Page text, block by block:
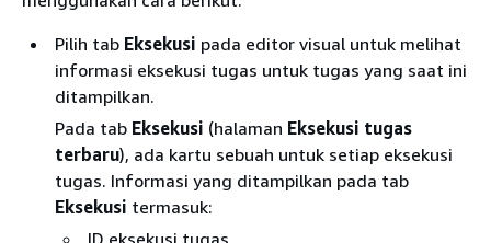
Pilih tab Eksekusi pada editor visual untuk melihat
informasi eksekusi tugas untuk tugas yang saat ini
ditampilkan.
Pada tab Eksekusi (halaman Eksekusi tugas
terbaru), ada kartu sebuah untuk setiap eksekusi
tugas. Informasi yang ditampilkan pada tab
Eksekusi termasuk:
ID eksekusi tugas